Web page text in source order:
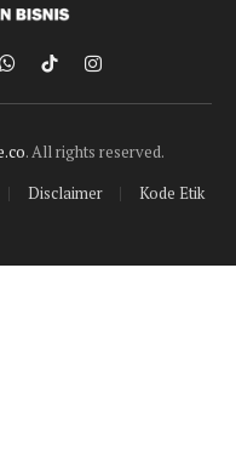
WhatsApp
TikTokInstagram
. All rights reserved.
Disclaimer Kode Etik